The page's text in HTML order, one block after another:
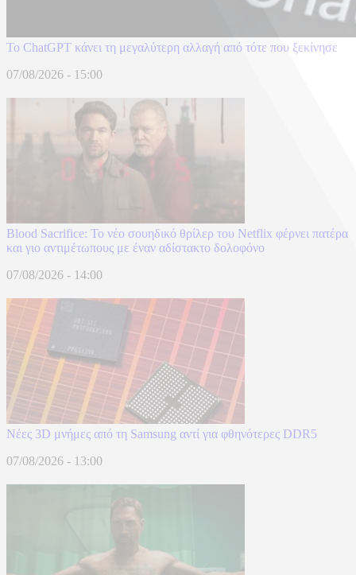
Το ChatGPT κάνει τη μεγαλύτερη αλλαγή από τότε που ξεκίνησε
07/08/2026 - 15:00
Blood Sacrifice: Το νέο σουηδικό θρίλερ του Netflix φέρνει πατέρα
και γιο αντιμέτωπους με έναν αδίστακτο δολοφόνο
07/08/2026 - 14:00
Νέες 3D μνήμες από τη Samsung αντί για φθηνότερες DDR5
07/08/2026 - 13:00